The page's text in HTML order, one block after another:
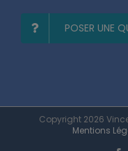
POSER UNE
Copyright 2026
Mentions